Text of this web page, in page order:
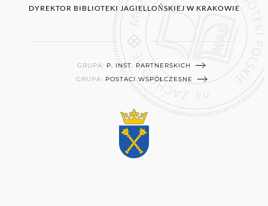
DYREKTOR BIBLIOTEKI JAGIELLOŃSKIEJ W KRAKOWIE
GRUPA: P. INST. PARTNERSKICH
GRUPA: POSTACI WSPÓŁCZESNE